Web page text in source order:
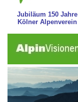
Jubiläum 150 Jahre
Kölner Alpenverein